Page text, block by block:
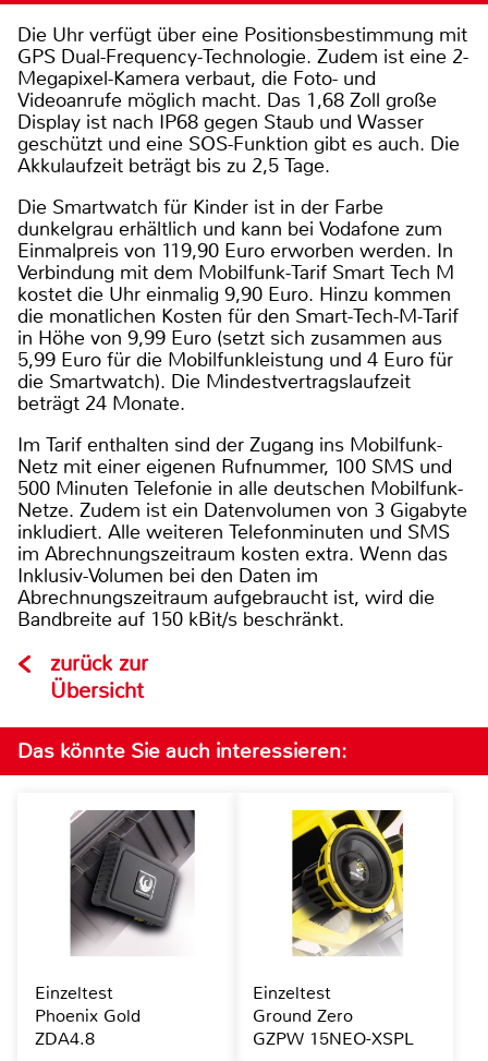
Die Uhr verfügt über eine Positionsbestimmung mit
GPS Dual-Frequency-Technologie. Zudem ist eine 2-
Megapixel-Kamera verbaut, die Foto- und
Videoanrufe möglich macht. Das 1,68 Zoll große
Display ist nach IP68 gegen Staub und Wasser
geschützt und eine SOS-Funktion gibt es auch. Die
Akkulaufzeit beträgt bis zu 2,5 Tage.
Die Smartwatch für Kinder ist in der Farbe
dunkelgrau erhältlich und kann bei Vodafone zum
Einmalpreis von 119,90 Euro erworben werden. In
Verbindung mit dem Mobilfunk-Tarif Smart Tech M
kostet die Uhr einmalig 9,90 Euro. Hinzu kommen
die monatlichen Kosten für den Smart-Tech-M-Tarif
in Höhe von 9,99 Euro (setzt sich zusammen aus
5,99 Euro für die Mobilfunkleistung und 4 Euro für
die Smartwatch). Die Mindestvertragslaufzeit
beträgt 24 Monate.
Im Tarif enthalten sind der Zugang ins Mobilfunk-
Netz mit einer eigenen Rufnummer, 100 SMS und
500 Minuten Telefonie in alle deutschen Mobilfunk-
Netze. Zudem ist ein Datenvolumen von 3 Gigabyte
inkludiert. Alle weiteren Telefonminuten und SMS
im Abrechnungszeitraum kosten extra. Wenn das
Inklusiv-Volumen bei den Daten im
Abrechnungszeitraum aufgebraucht ist, wird die
Bandbreite auf 150 kBit/s beschränkt.
zurück zur
Übersicht
Das könnte Sie auch interessieren:
Einzeltest
Phoenix Gold
ZDA4.8
Einzeltest
Ground Zero
GZPW 15NEO-XSPL